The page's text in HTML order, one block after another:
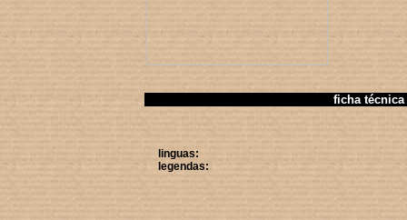
ficha técnica
linguas:
legendas: